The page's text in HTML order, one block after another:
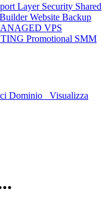
Layer Security Shared
Website Backup
VPS
Promotional SMM
Dominio
Visualizza